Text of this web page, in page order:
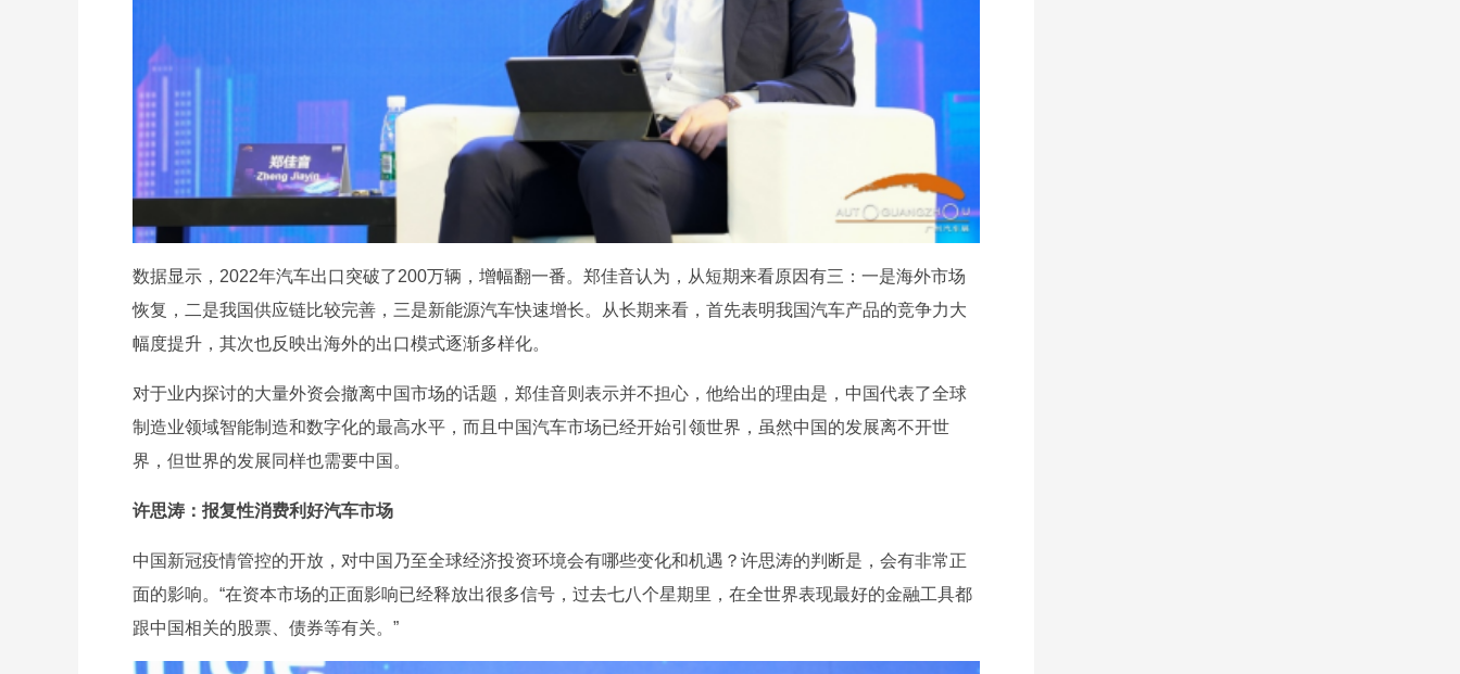
数据显示，2022年汽车出口突破了200万辆，增幅翻一番。郑佳音认为，从短期来看原因有三：一是海外市场
恢复，二是我国供应链比较完善，三是新能源汽车快速增长。从长期来看，首先表明我国汽车产品的竞争力大
幅度提升，其次也反映出海外的出口模式逐渐多样化。
对于业内探讨的大量外资会撤离中国市场的话题，郑佳音则表示并不担心，他给出的理由是，中国代表了全球
制造业领域智能制造和数字化的最高水平，而且中国汽车市场已经开始引领世界，虽然中国的发展离不开世
界，但世界的发展同样也需要中国。
许思涛：报复性消费利好汽车市场
中国新冠疫情管控的开放，对中国乃至全球经济投资环境会有哪些变化和机遇？许思涛的判断是，会有非常正
面的影响。“在资本市场的正面影响已经释放出很多信号，过去七八个星期里，在全世界表现最好的金融工具都
跟中国相关的股票、债券等有关。”